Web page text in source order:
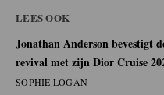
LEES OOK
Jonathan Anderson bevestigt
revival met zijn Dior Cruise
SOPHIE LOGAN